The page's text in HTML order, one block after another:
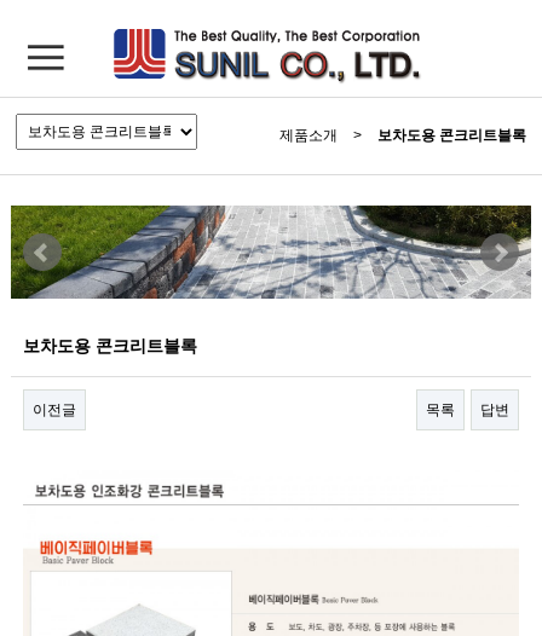
제품소개 > 보차도용 콘크리트블록
보차도용 콘크리트블록
이전글 목록 답변